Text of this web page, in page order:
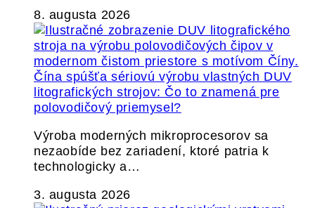
8. augusta 2026
Čína spúšťa sériovú výrobu vlastných DUV
litografických strojov: Čo to znamená pre
polovodičový priemysel?
Výroba moderných mikroprocesorov sa
nezaobíde bez zariadení, ktoré patria k
technologicky a…
3. augusta 2026